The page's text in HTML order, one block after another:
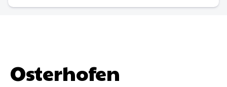
Osterhofen